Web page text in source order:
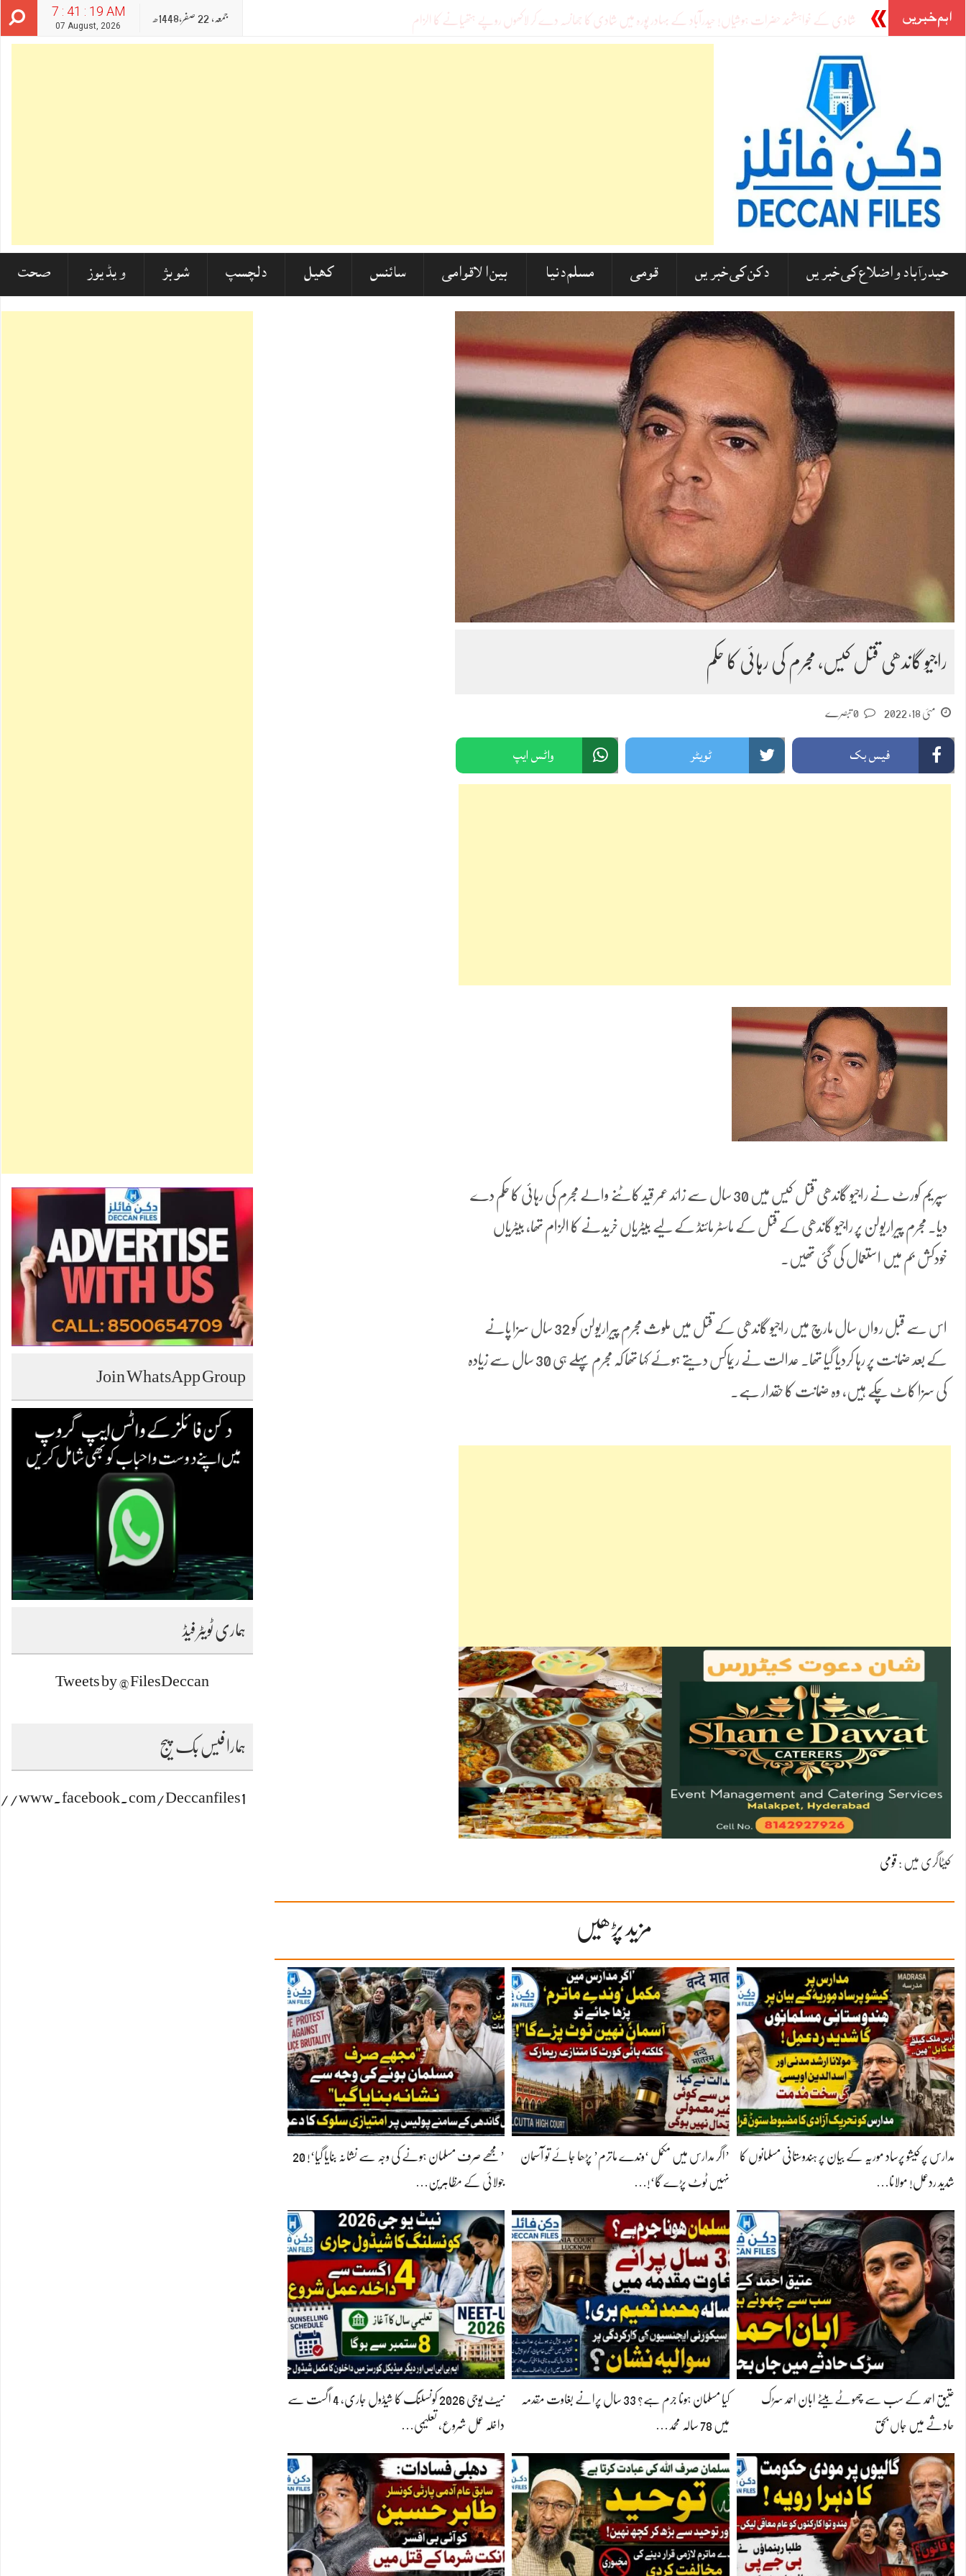
7 : 41 : 20 AM
07 August, 2026
جمعہ‬‮, 22 صفر‬,1448ھ اہم خبریں مدارس پر کیشو پرساد موریہ کے بیان پر ہندوستانی مس_
حیدرآباد و اضلاع کی خبریں دکن کی خبریں قومی مسلم دنیا بین الاقوامی سائنس کھیل دلچسپ شوبز ویڈیوز صحت
راجیو گاندھی قتل کیس، مجرم کی رہائی کا حکم
مئی 18, 2022 0 تبصرے
فیس بک ٹویٹر واٹس ایپ
سپریم کورٹ نے راجیو گاندھی قتل کیس میں 30 سال سے زائد عمر قید کاٹنے والے مجرم کی رہائی کا حکم دے
دیا۔ مجرم پیراریولن پر راجیو گاندھی کے قتل کے ماسٹر مائنڈ کے لیے بیٹریاں خریدنے کا الزام تھا، بیٹریاں
خودکش بم میں استعمال کی گئی تھیں۔
اس سے قبل رواں سال مارچ میں راجیو گاندھی کے قتل میں ملوث مجرم پیراریولن کو 32 سال سزا پانے
کے بعد ضمانت پر رہا کردیا گیا تھا۔ عدالت نے ریماکس دیتے ہوئے کہا تھا کہ مجرم پہلے ہی 30 سال سے زیادہ
کی سزا کاٹ چکے ہیں، وہ ضمانت کا حقدار ہے۔
کیٹاگری میں : قومی
مزید پڑھیں
مدارس پر کیشو پرساد موریہ کے بیان پر ہندوستانی مسلمانوں کا
شدید ردعمل! مولانا…
’اگر مدارس میں مکمل ‘وندے ماترم’ پڑھا جائے تو آسمان
نہیں ٹوٹ پڑے گا‘!…
’مجھے صرف مسلمان ہونے کی وجہ سے نشانہ بنایا گیا‘! 20
جولائی کے مظاہرین…
عتیق احمد کے سب سے چھوٹے بیٹے ابان احمد سڑک
حادثے میں جاں بحق
کیا مسلمان ہونا جرم ہے؟ 33 سال پرانے بغاوت مقدمہ
میں 78 سالہ محمد…
نیٹ یوجی 2026 کونسلنگ کا شیڈول جاری، 4 اگست سے
داخلہ عمل شروع، تعلیمی…
Join WhatsApp Group
ہماری ٹویٹر فیڈ
Tweets by @FilesDeccan
ہمارا فیس بک پیج
www.facebook.com/Deccanfiles1